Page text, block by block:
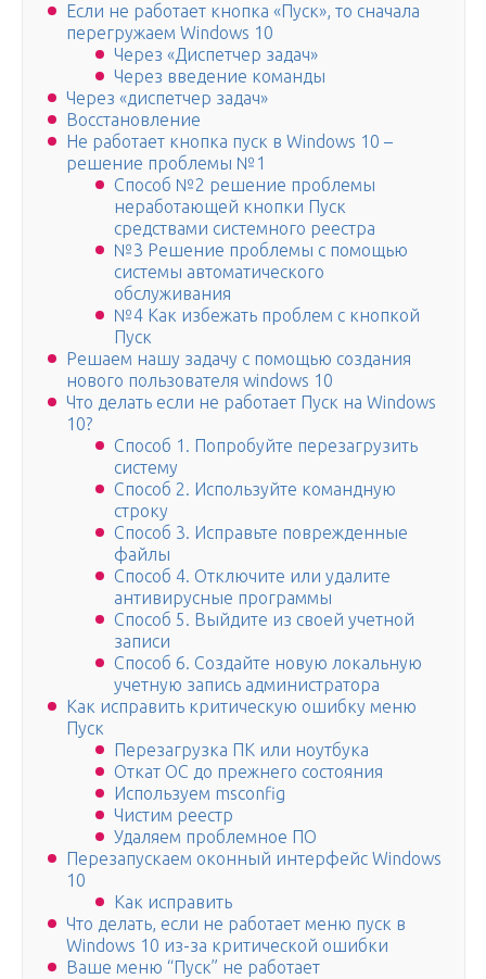
Если не работает кнопка «Пуск», то сначала
перегружаем Windows 10
Через «Диспетчер задач»
Через введение команды
Через «диспетчер задач»
Восстановление
Не работает кнопка пуск в Windows 10 –
решение проблемы №1
Способ №2 решение проблемы
неработающей кнопки Пуск
средствами системного реестра
№3 Решение проблемы с помощью
системы автоматического
обслуживания
№4 Как избежать проблем с кнопкой
Пуск
Решаем нашу задачу с помощью создания
нового пользователя windows 10
Что делать если не работает Пуск на Windows
10?
Способ 1. Попробуйте перезагрузить
систему
Способ 2. Используйте командную
строку
Способ 3. Исправьте поврежденные
файлы
Способ 4. Отключите или удалите
антивирусные программы
Способ 5. Выйдите из своей учетной
записи
Способ 6. Создайте новую локальную
учетную запись администратора
Как исправить критическую ошибку меню
Пуск
Перезагрузка ПК или ноутбука
Откат ОС до прежнего состояния
Используем msconfig
Чистим реестр
Удаляем проблемное ПО
Перезапускаем оконный интерфейс Windows
10
Как исправить
Что делать, если не работает меню пуск в
Windows 10 из-за критической ошибки
Ваше меню “Пуск” не работает